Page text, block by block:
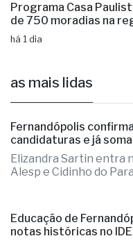
Programa Casa
de 750 moradias na
há 1 dia
as mais lidas
Fernandópolis
candidaturas e já
Elizandra Sartin entra
Alesp e Cidinho do
Educação de
notas históricas no